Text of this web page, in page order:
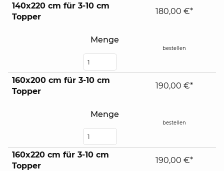
140x220 cm für 3-10 cm
Topper
Menge
180,00 €*
bestellen
160x200 cm für 3-10 cm
Topper
Menge
190,00 €*
bestellen
160x220 cm für 3-10 cm
Topper
190,00 €*